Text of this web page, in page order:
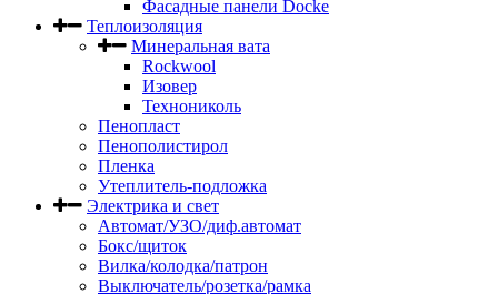
Фасадные панели Docke
Теплоизоляция
Минеральная вата
Rockwool
Изовер
Технониколь
Пенопласт
Пенополистирол
Пленка
Утеплитель-подложка
Электрика и свет
Автомат/УЗО/диф.автомат
Бокс/щиток
Вилка/колодка/патрон
Выключатель/розетка/рамка